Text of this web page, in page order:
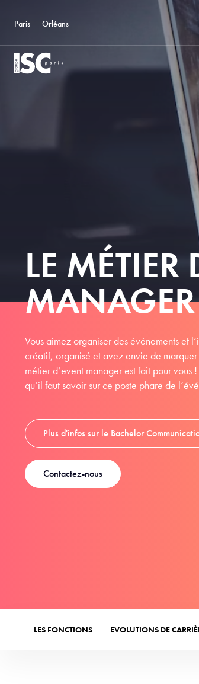
Paris Orléans
LE MÉTIER
MANAGER
Vous aimez organiser des événements et
créatif, organisé et avez envie de marquer
métier d’event manager est fait pour
qu’il faut savoir sur ce poste phare de
Plus d'infos sur le Bachelor
Contactez-nous
LES FONCTIONS EVOLUTIONS DE